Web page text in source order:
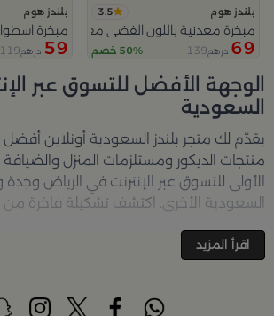
بلندز هوم 3.5
مبخرة معدنية باللون الفضي مع قواعد دائرية
69 درهم139 50% خصم
بلندز هوم
مبخرة
59 درهم119
الوجهة الأفضل للتسوق عبر
السعودية
يقدّم لك متجر بلندز السعودية أونلاين أفضل
منتجات الديكور ومستلزمات المنزل
الأولى للتسوق عبر الإنترنت في الرياض
السعودية الأخرى. اكتشف تشكيلة فاخرة من
جمالية على كل زاوية في منزلك – كل ذلك
اقرأ المزيد